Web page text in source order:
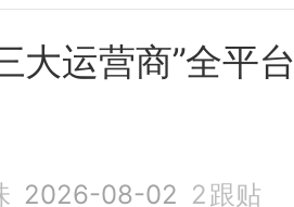
大运营商”全平台
2026-08-02 2 跟贴